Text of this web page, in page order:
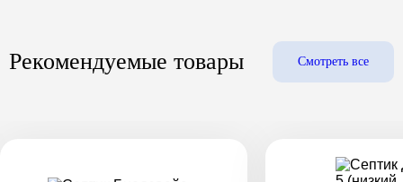
Рекомендуемые товары Смотреть все